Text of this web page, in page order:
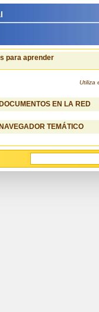
para aprender
Utiliza
DOCUMENTOS EN LA RED
NAVEGADOR TEMÁTICO